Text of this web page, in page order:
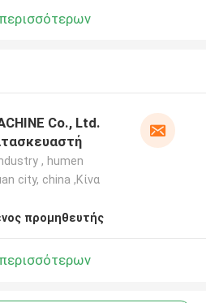
Co., Ltd.
, humen
city, china ,Κίνα
προμηθευτής